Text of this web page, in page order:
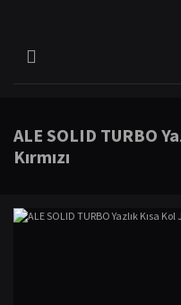
ALE SOLID TURBO
Kırmızı